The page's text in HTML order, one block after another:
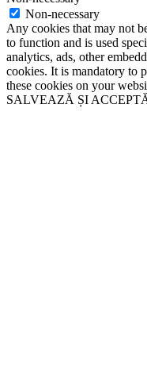
Non-necessary
Any cookies that may not
to function and is used
analytics, ads, other
cookies. It is mandatory to
these cookies on your
SALVEAZĂ ȘI